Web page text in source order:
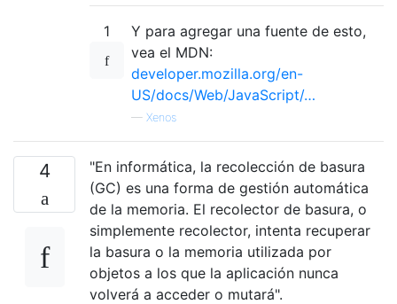
1
Y para agregar una fuente de esto,
vea el MDN:
developer.mozilla.org/en-
US/docs/Web/JavaScript/…
— Xenos
4
"En informática, la recolección de basura
(GC) es una forma de gestión automática
de la memoria. El recolector de basura, o
simplemente recolector, intenta recuperar
la basura o la memoria utilizada por
objetos a los que la aplicación nunca
volverá a acceder o mutará".